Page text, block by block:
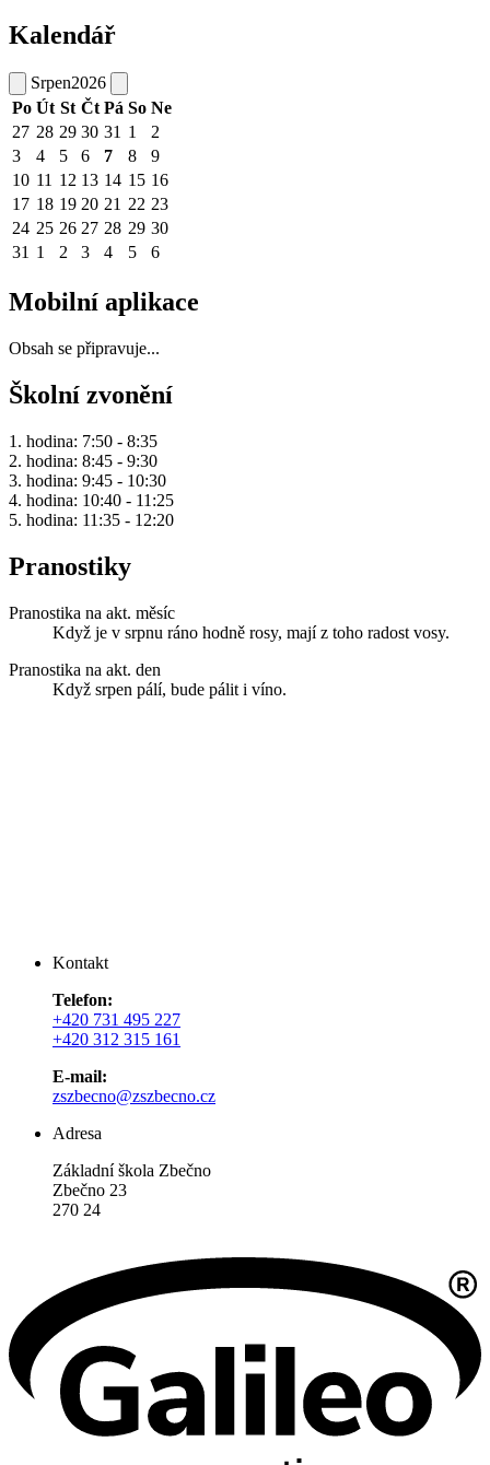
Kalendář
Srpen2026
Po Út St Čt Pá So Ne
27 28 29 30 31 1
2
3
4 5 6 7 8
9
10 11 12 13 14 15 16
17 18 19 20 21 22 23
24 25 26 27 28 29 30
31 1 2 3 4 5 6
Mobilní aplikace
Obsah se připravuje...
Školní zvonění
1. hodina: 7:50 - 8:35
2. hodina: 8:45 - 9:30
3. hodina: 9:45 - 10:30
4. hodina: 10:40 - 11:25
5. hodina: 11:35 - 12:20
Pranostiky
Pranostika na akt. měsíc
Když je v srpnu ráno hodně rosy, mají z toho radost vosy.
Pranostika na akt. den
Když srpen pálí, bude pálit i víno.
Kontakt
Telefon:
+420 731 495 227
+420 312 315 161
E-mail:
zszbecno@zszbecno.cz
Adresa
Základní škola Zbečno
Zbečno 23
270 24